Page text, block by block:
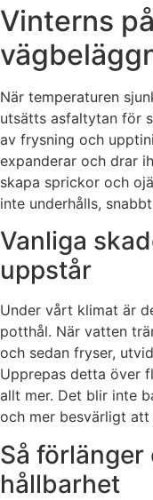
Vinterns
När temperaturen
utsätts asfaltytan för
av frysning och
expanderar och drar
skapa sprickor och
inte underhålls,
Vanliga
uppstår
Under vårt klimat är
potthål. När vatten
och sedan fryser,
Upprepas detta över
allt mer. Det blir inte
och mer besvärligt att
Så
hållbarhet